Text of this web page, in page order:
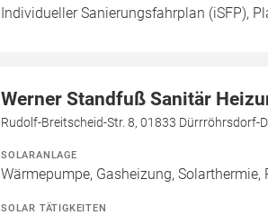
Individueller Sanierungsfahrplan (iSFP),
Werner Standfuß Sanitär
Rudolf-Breitscheid-Str. 8, 01833
SOLARANLAGE
Wärmepumpe, Gasheizung,
SOLAR TÄTIGKEITEN